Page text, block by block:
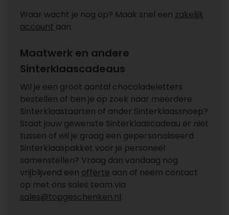
Waar wacht je nog op? Maak snel een zakelijk
account aan.
Maatwerk en andere
Sinterklaascadeaus
Wil je een groot aantal chocoladeletters
bestellen of ben je op zoek naar meerdere
Sinterklaastaarten of ander Sinterklaassnoep?
Staat jouw gewenste Sinterklaascadeau er niet
tussen of wil je graag een gepersonaliseerd
Sinterklaaspakket voor je personeel
samenstellen? Vraag dan vandaag nog
vrijblijvend een offerte aan of neem contact
op met ons sales team via
sales@topgeschenken.nl.